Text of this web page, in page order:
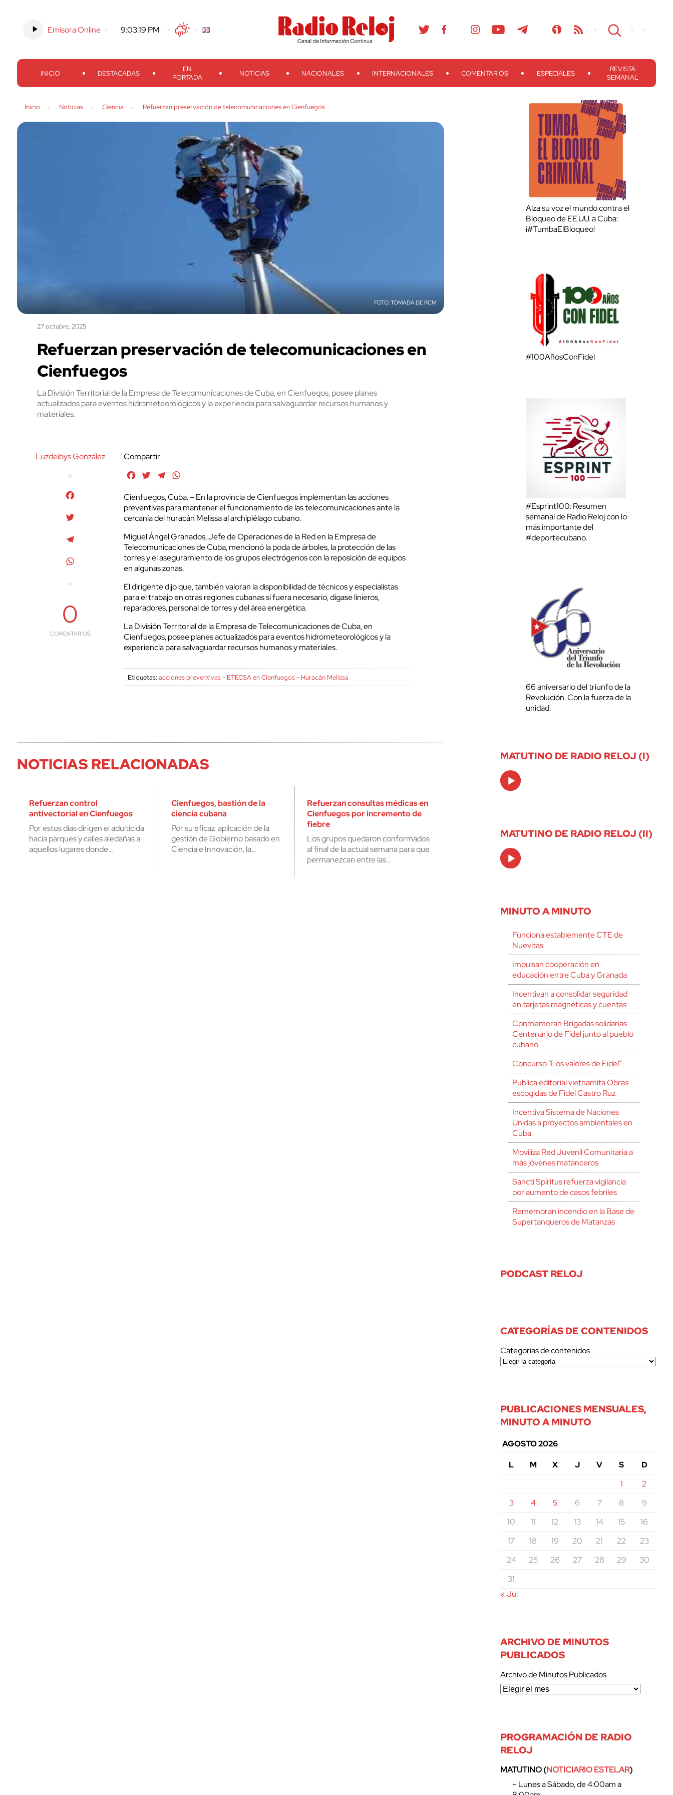
Emisora Online 9:03:20 PM TwitterFacebook
Threads
Instagram TelegramTeveo Ivoox RSS Search
INICIO DESTACADAS
EN
PORTADA
NOTICIAS NACIONALES INTERNACIONALES COMENTARIOS ESPECIALES
REVISTA
SEMANAL
Inicio Noticias Ciencia Refuerzan preservación de telecomunicaciones en Cienfuegos
TOMADA DE RCM
27 octubre, 2025
Refuerzan preservación de telecomunicaciones en
Cienfuegos
La División Territorial de la Empresa de Telecomunicaciones de Cuba, en Cienfuegos, posee planes
actualizados para eventos hidrometeorológicos y la experiencia para salvaguardar recursos humanos y
materiales.
Luzdeibys González
0
COMENTARIOS
Compartir
FacebookTwitterTelegram
Cienfuegos, Cuba. – En la provincia de Cienfuegos implementan las acciones
preventivas para mantener el funcionamiento de las telecomunicaciones ante la
cercanía del huracán Melissa al archipiélago cubano.
Miguel Ángel Granados, Jefe de Operaciones de la Red en la Empresa de
Telecomunicaciones de Cuba, mencionó la poda de árboles, la protección de las
torres y el aseguramiento de los grupos electrógenos con la reposición de equipos
en algunas zonas.
El dirigente dijo que, también valoran la disponibilidad de técnicos y especialistas
para el trabajo en otras regiones cubanas si fuera necesario, dígase linieros,
reparadores, personal de torres y del área energética.
La División Territorial de la Empresa de Telecomunicaciones de Cuba, en
Cienfuegos, posee planes actualizados para eventos hidrometeorológicos y la
experiencia para salvaguardar recursos humanos y materiales.
Etiquetas:acciones preventivas- ETECSA en Cienfuegos- Huracán Melissa
NOTICIAS RELACIONADAS
Refuerzan control
antivectorial en Cienfuegos
Por estos días dirigen el adulticida
hacia parques y calles aledañas a
aquellos lugares donde…
Cienfuegos, bastión de la
ciencia cubana
Por su eficaz aplicación de la
gestión de Gobierno basado en
Ciencia e Innovación, la…
Refuerzan consultas médicas en
Cienfuegos por incremento de
fiebre
Los grupos quedaron conformados
al final de la actual semana para que
permanezcan entre las…
Alza su voz el mundo contra el
Bloqueo de EE.UU. a Cuba:
¡#TumbaElBloqueo!
#100AñosConFidel
#Esprint100: Resumen
semanal de Radio Reloj con lo
más importante del
#deportecubano.
66 aniversario del triunfo de la
Revolución. Con la fuerza de la
unidad.
MATUTINO DE RADIO RELOJ (I)
Audio
Player
MATUTINO DE RADIO RELOJ (II)
Audio
Player
MINUTO A MINUTO
Funciona establemente CTE de
Nuevitas
Impulsan cooperación en
educación entre Cuba y Granada
Incentivan a consolidar seguridad
en tarjetas magnéticas y cuentas
Conmemoran Brigadas solidarias
Centenario de Fidel junto al pueblo
cubano
Concurso “Los valores de Fidel”
Publica editorial vietnamita Obras
escogidas de Fidel Castro Ruz
Incentiva Sistema de Naciones
Unidas a proyectos ambientales en
Cuba
Moviliza Red Juvenil Comunitaria a
más jóvenes matanceros
Sancti Spíritus refuerza vigilancia
por aumento de casos febriles
Rememoran incendio en la Base de
Supertanqueros de Matanzas
PODCAST RELOJ
CATEGORÍAS DE CONTENIDOS
Categorías de contenidos
PUBLICACIONES MENSUALES,
MINUTO A MINUTO
AGOSTO 2026
L
M X J V S
D
1
2
3
4 5 6 7 8
9
10
11 12 13 14 15
16
17
18 19 20 21 22
23
24
25 26 27 28 29
30
31
« Jul
ARCHIVO DE MINUTOS
PUBLICADOS
Archivo de Minutos Publicados
PROGRAMACIÓN DE RADIO
RELOJ
MATUTINO (NOTICIARIO ESTELAR)
– Lunes a Sábado, de 4:00am a